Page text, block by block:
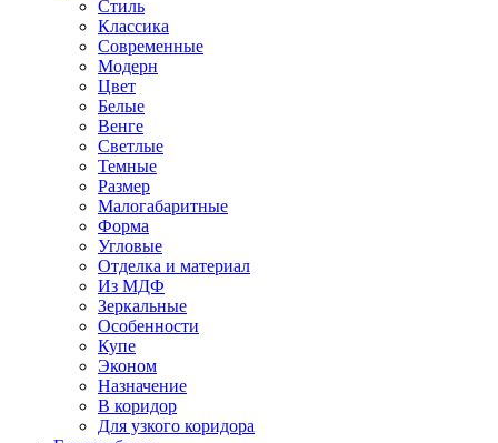
Стиль
Классика
Современные
Модерн
Цвет
Белые
Венге
Светлые
Темные
Размер
Малогабаритные
Форма
Угловые
Отделка и материал
Из МДФ
Зеркальные
Особенности
Купе
Эконом
Назначение
В коридор
Для узкого коридора